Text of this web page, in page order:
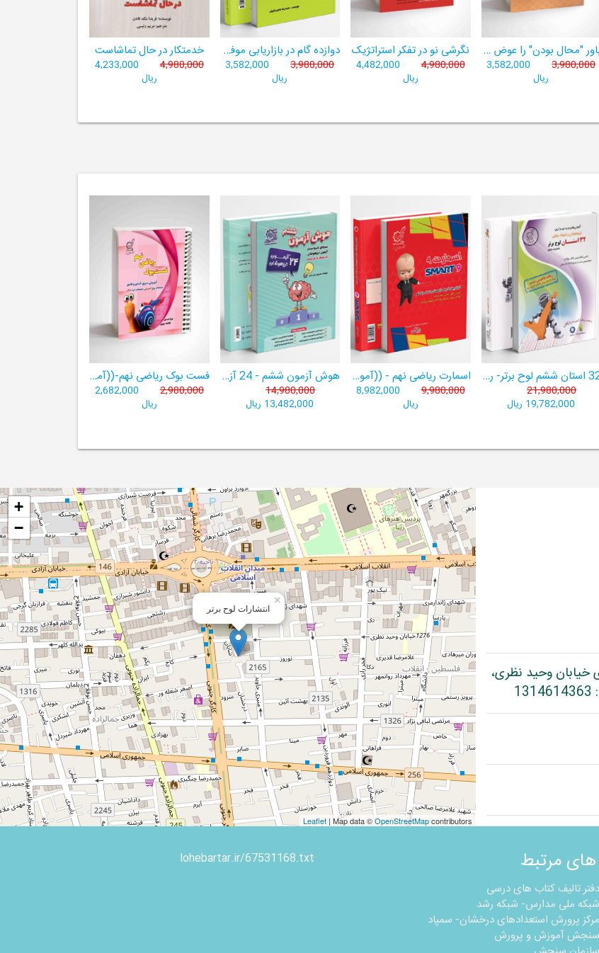
باور "محال بودن" را عوض کن
3,980,000
3,582,000
ریال
نگرشی نو در تفکر استراتژیک
4,980,000
4,482,000
ریال
دوازده گام در بازاریابی موفق بیمه
3,980,000
3,582,000
ریال
خدمتکار در حال تماشاست
4,980,000
4,233,000
ریال
32 استان ششم لوح برتر- ربات باهوش ششم ((به همراه سامانۀ آزمون‌ساز رایگان))
21,980,000
19,782,000 ریال
اسمارت ریاضی نهم - ((آموزش پیشرفتۀ ریاضی تیزهوشان و نمونه‌دولتی نهم+ سامانۀ آزمون‌ساز آنلاین))
9,980,000
8,982,000
ریال
هوش آزمون ششم - 24 آزمون شبیه ساز تیزهوشان
14,980,000
13,482,000 ریال
فست بوک ریاضی نهم-((آموزش سریع، آسان و کامل ریاضی پایۀ نهم))
2,980,000
2,682,000
ریال
خیابان وحید نظری،
انتشارات لوح برتر
×
+
−
Leaflet | Map data ©OpenStreetMapcontributors
مرتبط
دفتر تالیف کتاب های درسی
شبکه ملی مدارس- شبکه رشد
مرکز پرورش استعدادهای درخشان- سمپاد
سنجش آموزش و پرورش
lohebartar.ir/67531168.txt